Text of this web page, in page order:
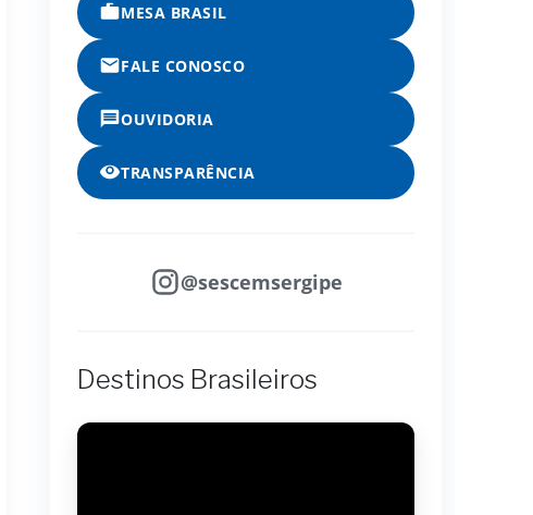
MESA BRASIL
FALE CONOSCO
OUVIDORIA
TRANSPARÊNCIA
@sescemsergipe
Destinos Brasileiros